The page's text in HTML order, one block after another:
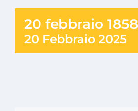
20 febbraio 1858
20 Febbraio 2025